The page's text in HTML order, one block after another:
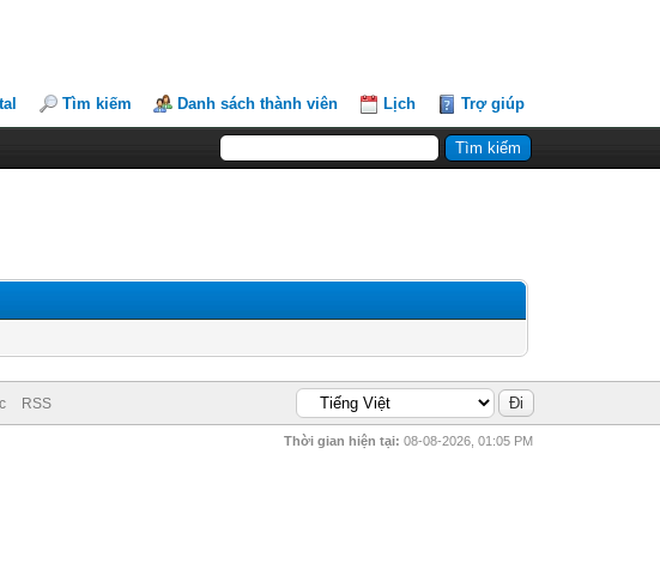
Tìm kiếm Danh sách thành viên Lịch Trợ giúp
RSS
Thời gian hiện tại: 08-08-2026, 01:05 PM